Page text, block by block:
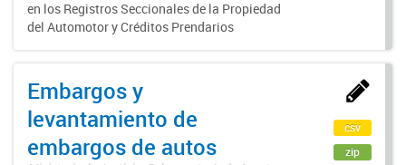
en los Registros Seccionales de la Propiedad
del Automotor y Créditos Prendarios
Embargos y
levantamiento de
embargos de autos
csv
zip